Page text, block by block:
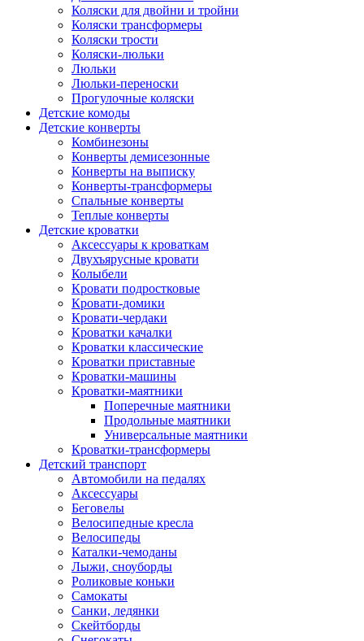
Коляски для двойни и тройни
Коляски трансформеры
Коляски трости
Коляски-люльки
Люльки
Люльки-переноски
Прогулочные коляски
Детские комоды
Детские конверты
Комбинезоны
Конверты демисезонные
Конверты на выписку
Конверты-трансформеры
Спальные конверты
Теплые конверты
Детские кроватки
Аксессуары к кроваткам
Двухъярусные кровати
Колыбели
Кровати подростковые
Кровати-домики
Кровати-чердаки
Кроватки качалки
Кроватки классические
Кроватки приставные
Кроватки-машины
Кроватки-маятники
Поперечные маятники
Продольные маятники
Универсальные маятники
Кроватки-трансформеры
Детский транспорт
Автомобили на педалях
Аксессуары
Беговелы
Велосипедные кресла
Велосипеды
Каталки-чемоданы
Лыжи, сноуборды
Роликовые коньки
Самокаты
Санки, ледянки
Скейтборды